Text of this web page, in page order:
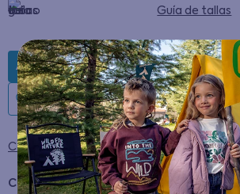
Guía de tallas
AGREGAR AL CARRITO
Condiciones para cambios y devoluciones
Características